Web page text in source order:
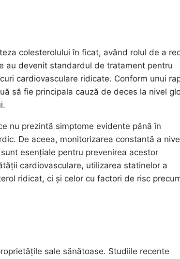
colesterolului în ficat, având rolul de a
au devenit standardul de tratament pentru
cardiovasculare ridicate. Conform unui
să fie principala cauză de deces la nivel
nu prezintă simptome evidente până în
De aceea, monitorizarea constantă a
esențiale pentru prevenirea acestor
cardiovasculare, utilizarea statinelor a
ridicat, ci și celor cu factori de risc
sale sănătoase. Studiile recente